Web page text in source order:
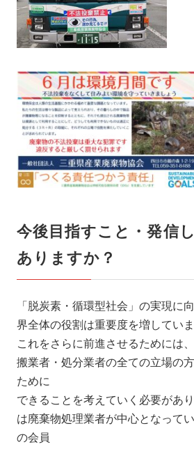
今後目指すこと・発信
ありますか？
「脱炭素・循環型社会」の実現に
界全体の役割は重要度を増していま
これをさらに前進させるためには
搬業者・処分業者の全ての立場の
ために
できることを考えていく必要があ
は廃棄物処理業者が中心となって
の会員